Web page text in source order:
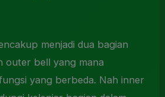
menjadi dua bagian
outer bell yang mana
yang berbeda. Nah inner